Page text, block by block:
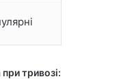
тривозі: